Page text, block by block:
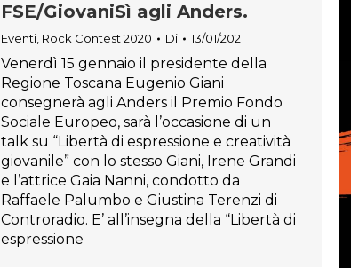
FSE/GiovaniSì agli Anders.
Eventi Rock Contest 2020 Di 13/01/2021
Venerdì 15 gennaio il presidente della
Regione Toscana Eugenio Giani
consegnerà agli Anders il Premio Fondo
Sociale Europeo, sarà l’occasione di un
talk su “Libertà di espressione e creatività
giovanile” con lo stesso Giani, Irene Grandi
e l’attrice Gaia Nanni, condotto da
Raffaele Palumbo e Giustina Terenzi di
Controradio. E’ all’insegna della “Libertà di
espressione